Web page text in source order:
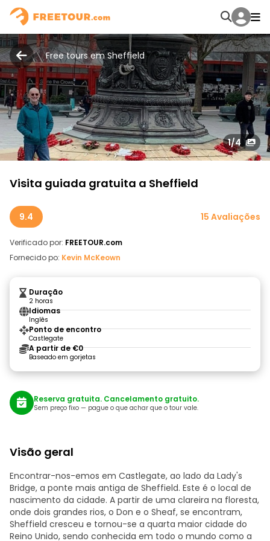
Free tours em Sheffield
1/4
Visita guiada gratuita a Sheffield
9.4 15 Avaliações
Verificado por: FREETOUR.com
Fornecido po: Kevin McKeown
Duração
2 horas
Idiomas
Inglês
Ponto de encontro
Castlegate
A partir de €0
Baseado em gorjetas
Reserva gratuita. Cancelamento gratuito.
Sem preço fixo — pague o que achar que o tour vale.
Visão geral
Encontrar-nos-emos em Castlegate, ao lado da Lady's
Bridge, a ponte mais antiga de Sheffield. Este é o local de
nascimento da cidade. A partir de uma clareira na floresta,
onde dois grandes rios, o Don e o Sheaf, se encontram,
Sheffield cresceu e tornou-se a quarta maior cidade do
Reino Unido, sendo conhecida em todo o mundo como a